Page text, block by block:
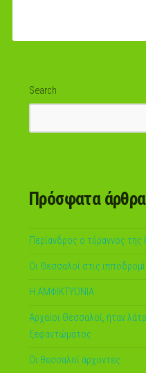
Search
Πρόσφατα άρθρα
Περίανδρος ο τύραννος της
Οι Θεσσαλοί στις
Η ΑΜΦΙΚΤΥΟΝΙΑ
Αρχαίοι Θεσσαλοί, ήταν
ξεφαντώματος
Οι θεσσαλοί άρχοντες